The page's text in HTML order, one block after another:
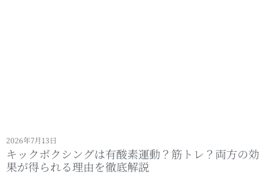
キックボクシングは有酸素運動？筋トレ？両方の効
果が得られる理由を徹底解説
2026年7月13日